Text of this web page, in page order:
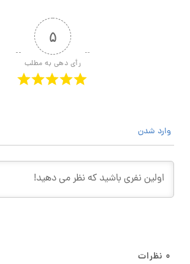
۵
رأی دهی به مطلب
وارد شدن
۰ نظرات